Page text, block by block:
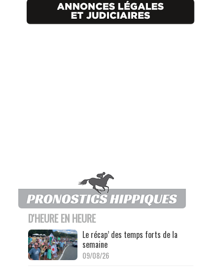
D'HEURE EN HEURE
Le récap’ des temps forts de la
semaine
09/08/26